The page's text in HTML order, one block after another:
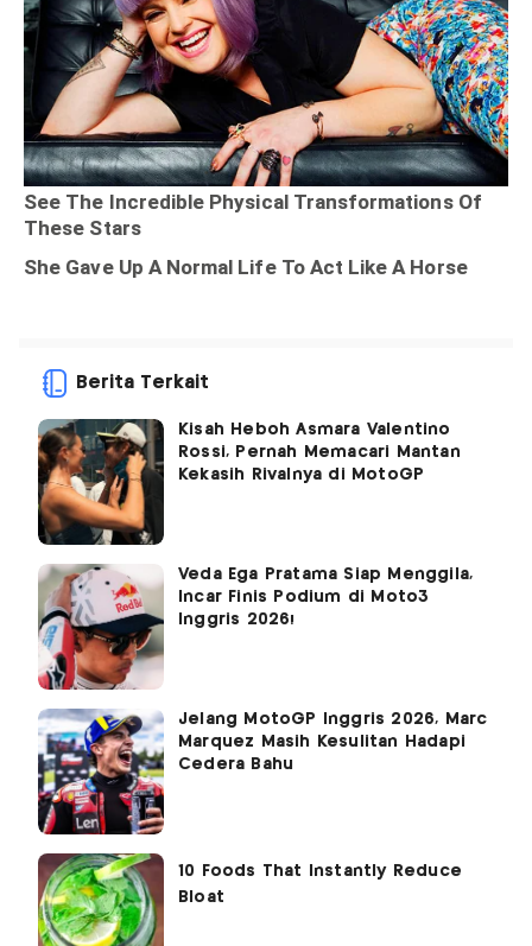
Berita Terkait
Kisah Heboh Asmara Valentino
Rossi, Pernah Memacari Mantan
Kekasih Rivalnya di MotoGP
Veda Ega Pratama Siap Menggila,
Incar Finis Podium di Moto3
Inggris 2026!
Jelang MotoGP Inggris 2026, Marc
Marquez Masih Kesulitan Hadapi
Cedera Bahu